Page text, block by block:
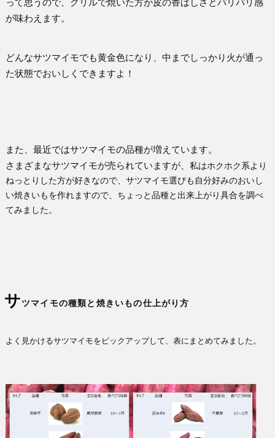
が味わえます。
どんなサツマイモでも黄金色になり、中までしっかり火が通っ
た状態でおいしくできますよ！
また、最近ではサツマイモの品種が増えています。
さまざまなサツマイモが売られていますが、 私はホクホク系より
ねっとりした方が好きなので、サツマイモ選びも自分好みのおいし
い焼きいもを作れますので、ちょっと品種と出来上がり具合を調べ
てみました。
サツマイモの種類と焼きいもの仕上がり方
よく見かけるサツマイモをピックアップして、表にまとめてみました。